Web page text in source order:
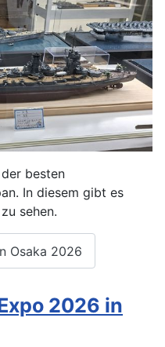
besten
In diesem gibt es
sehen.
Osaka 2026
2026 in